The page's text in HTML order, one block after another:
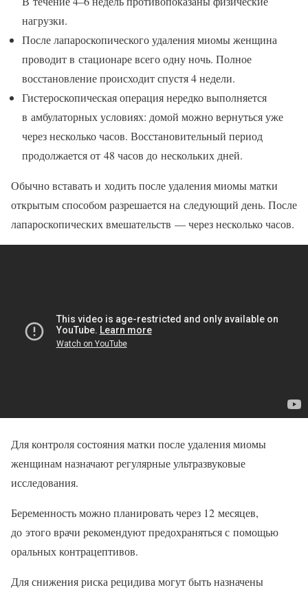
нагрузки.
После лапароскопического удаления миомы женщина
проводит в стационаре всего одну ночь. Полное
восстановление происходит спустя 4 недели.
Гистероскопическая операция нередко выполняется
в амбулаторных условиях: домой можно вернуться уже
через несколько часов. Восстановительный период
продолжается от 48 часов до нескольких дней.
Обычно вставать и ходить после удаления миомы матки
открытым способом разрешается на следующий день. После
лапароскопических вмешательств — через несколько часов.
Для контроля состояния матки после удаления миомы
женщинам назначают регулярные ультразвуковые
исследования.
Беременность можно планировать через 12 месяцев,
до этого врачи рекомендуют предохраняться с помощью
оральных контрацептивов.
Для снижения риска рецидива могут быть назначены